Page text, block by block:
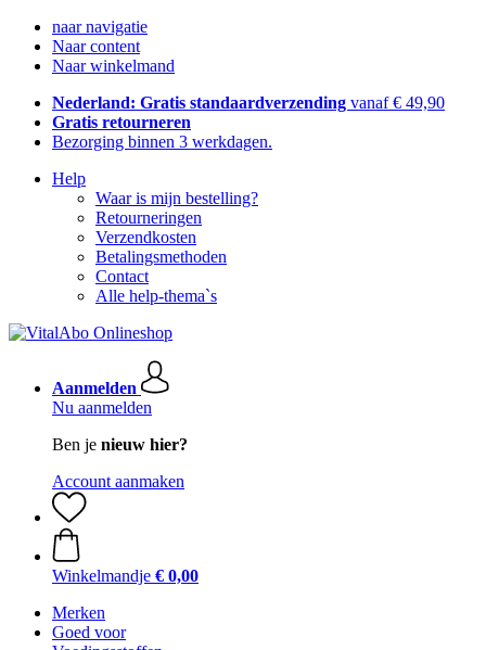
naar navigatie
Naar content
Naar winkelmand
Nederland: Gratis standaardverzending vanaf € 49,90
Gratis retourneren
Bezorging binnen 3 werkdagen.
Help
Waar is mijn bestelling?
Retourneringen
Verzendkosten
Betalingsmethoden
Contact
Alle help-thema`s
Aanmelden
Nu aanmelden
Ben je nieuw hier?
Account aanmaken
Winkelmandje € 0,00
Merken
Goed voor